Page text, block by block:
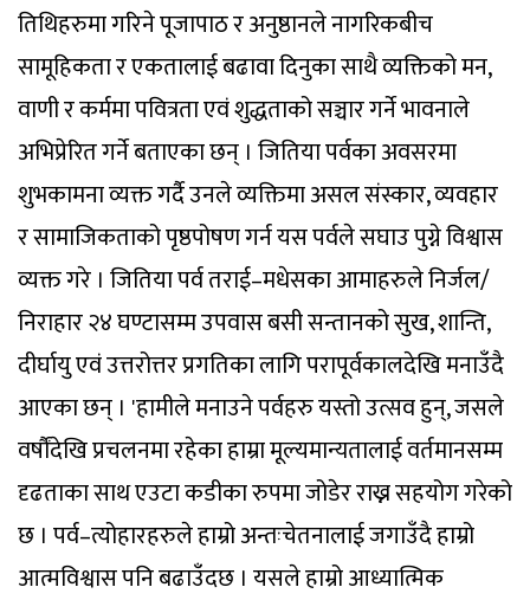
तिथिहरुमा गरिने पूजापाठ र अनुष्ठानले नागरिकबीच
सामूहिकता र एकतालाई बढावा दिनुका साथै व्यक्तिको मन,
वाणी र कर्ममा पवित्रता एवं शुद्धताको सञ्चार गर्ने भावनाले
अभिप्रेरित गर्ने बताएका छन् । जितिया पर्वका अवसरमा
शुभकामना व्यक्त गर्दै उनले व्यक्तिमा असल संस्कार, व्यवहार
र सामाजिकताको पृष्ठपोषण गर्न यस पर्वले सघाउ पुग्ने विश्वास
व्यक्त गरे । जितिया पर्व तराई–मधेसका आमाहरुले निर्जल/
निराहार २४ घण्टासम्म उपवास बसी सन्तानको सुख, शान्ति,
दीर्घायु एवं उत्तरोत्तर प्रगतिका लागि परापूर्वकालदेखि मनाउँदै
आएका छन् । 'हामीले मनाउने पर्वहरु यस्तो उत्सव हुन्, जसले
वर्षौंदेखि प्रचलनमा रहेका हाम्रा मूल्यमान्यतालाई वर्तमानसम्म
दृढताका साथ एउटा कडीका रुपमा जोडेर राख्न सहयोग गरेको
छ । पर्व–त्योहारहरुले हाम्रो अन्तःचेतनालाई जगाउँदै हाम्रो
आत्मविश्वास पनि बढाउँदछ । यसले हाम्रो आध्यात्मिक